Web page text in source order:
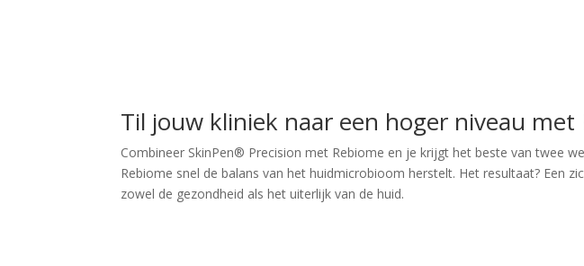
Til jouw kliniek naar een hoger niveau met
Combineer SkinPen® Precision met Rebiome en je krijgt het beste van twee
Rebiome snel de balans van het huidmicrobioom herstelt. Het resultaat? Een
zowel de gezondheid als het uiterlijk van de huid.